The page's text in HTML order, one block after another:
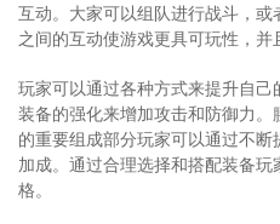
互动。大家可以组队进行战斗，
之间的互动使游戏更具可玩性，并
玩家可以通过各种方式来提升自
装备的强化来增加攻击和防御力
的重要组成部分玩家可以通过不
加成。通过合理选择和搭配装备
格。